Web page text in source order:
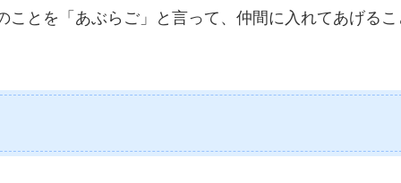
とを「あぶらご」と言って、仲間に入れてあげるこ